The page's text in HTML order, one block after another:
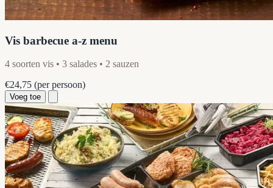
Vis barbecue a-z menu
4 soorten vis • 3 salades • 2 sauzen
€24,75 (per persoon)
Voeg toe